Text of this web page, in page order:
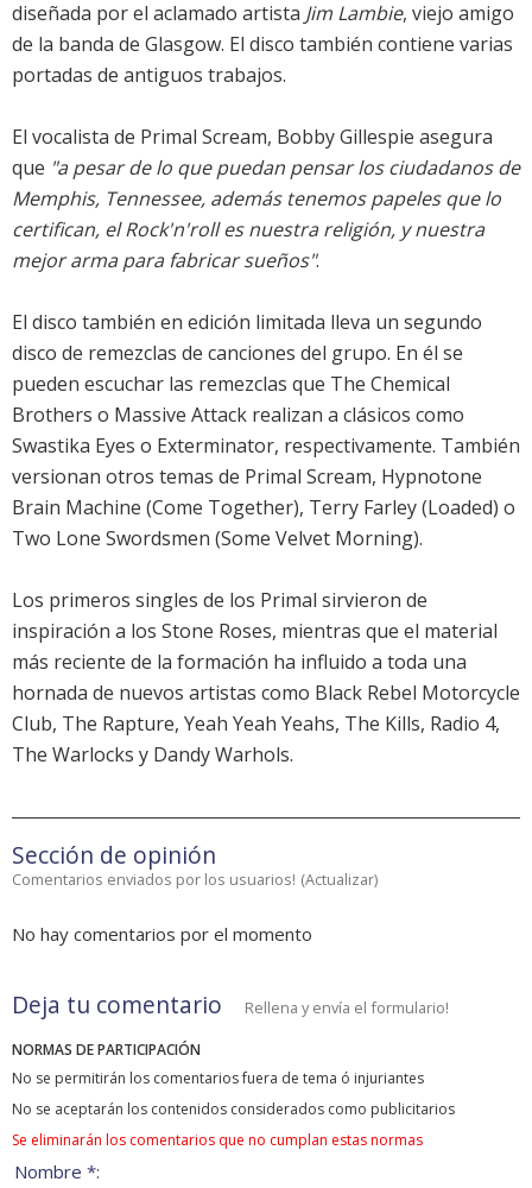
diseñada por el aclamado artista Jim Lambie, viejo amigo
de la banda de Glasgow. El disco también contiene varias
portadas de antiguos trabajos.
El vocalista de Primal Scream, Bobby Gillespie asegura
que "a pesar de lo que puedan pensar los ciudadanos de
Memphis, Tennessee, además tenemos papeles que lo
certifican, el Rock'n'roll es nuestra religión, y nuestra
mejor arma para fabricar sueños".
El disco también en edición limitada lleva un segundo
disco de remezclas de canciones del grupo. En él se
pueden escuchar las remezclas que The Chemical
Brothers o Massive Attack realizan a clásicos como
Swastika Eyes o Exterminator, respectivamente. También
versionan otros temas de Primal Scream, Hypnotone
Brain Machine (Come Together), Terry Farley (Loaded) o
Two Lone Swordsmen (Some Velvet Morning).
Los primeros singles de los Primal sirvieron de
inspiración a los Stone Roses, mientras que el material
más reciente de la formación ha influido a toda una
hornada de nuevos artistas como Black Rebel Motorcycle
Club, The Rapture, Yeah Yeah Yeahs, The Kills, Radio 4,
The Warlocks y Dandy Warhols.
Sección de opinión
Comentarios enviados por los usuarios! (Actualizar)
No hay comentarios por el momento
Deja tu comentario Rellena y envía el formulario!
NORMAS DE PARTICIPACIÓN
No se permitirán los comentarios fuera de tema ó injuriantes
No se aceptarán los contenidos considerados como publicitarios
Se eliminarán los comentarios que no cumplan estas normas
Nombre *: